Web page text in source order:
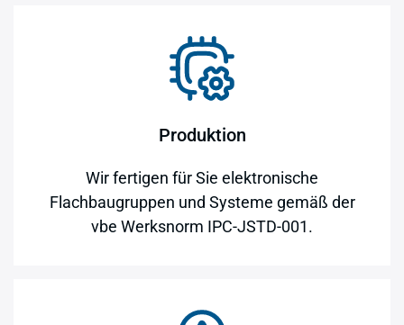
Produktion
Wir fertigen für Sie elektronische
Flachbaugruppen und Systeme gemäß der
vbe Werksnorm IPC-JSTD-001.